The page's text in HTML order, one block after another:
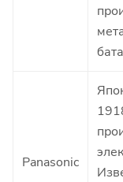
Panasonic